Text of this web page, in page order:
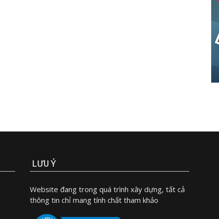
LƯU Ý
Website đang trong quá trình xây dựng, tất cả
thông tin chỉ mang tính chất tham khảo